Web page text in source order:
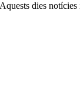
dies